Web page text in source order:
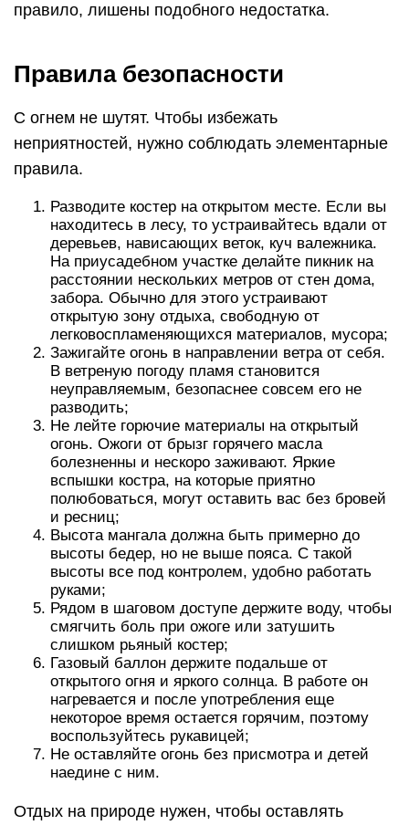
правило, лишены подобного недостатка.
Правила безопасности
С огнем не шутят. Чтобы избежать
неприятностей, нужно соблюдать элементарные
правила.
Разводите костер на открытом месте. Если вы
находитесь в лесу, то устраивайтесь вдали от
деревьев, нависающих веток, куч валежника.
На приусадебном участке делайте пикник на
расстоянии нескольких метров от стен дома,
забора. Обычно для этого устраивают
открытую зону отдыха, свободную от
легковоспламеняющихся материалов, мусора;
Зажигайте огонь в направлении ветра от себя.
В ветреную погоду пламя становится
неуправляемым, безопаснее совсем его не
разводить;
Не лейте горючие материалы на открытый
огонь. Ожоги от брызг горячего масла
болезненны и нескоро заживают. Яркие
вспышки костра, на которые приятно
полюбоваться, могут оставить вас без бровей
и ресниц;
Высота мангала должна быть примерно до
высоты бедер, но не выше пояса. С такой
высоты все под контролем, удобно работать
руками;
Рядом в шаговом доступе держите воду, чтобы
смягчить боль при ожоге или затушить
слишком рьяный костер;
Газовый баллон держите подальше от
открытого огня и яркого солнца. В работе он
нагревается и после употребления еще
некоторое время остается горячим, поэтому
воспользуйтесь рукавицей;
Не оставляйте огонь без присмотра и детей
наедине с ним.
Отдых на природе нужен, чтобы оставлять